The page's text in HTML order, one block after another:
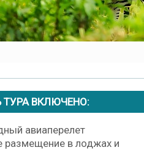
ВКЛЮЧЕНО:
авиаперелет
размещение в лоджах и